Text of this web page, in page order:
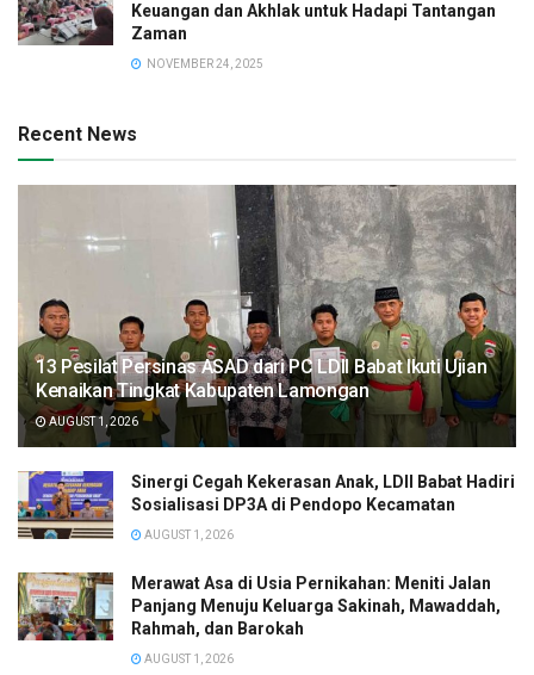
Keuangan dan Akhlak untuk Hadapi Tantangan
Zaman
NOVEMBER 24, 2025
Recent News
13 Pesilat Persinas ASAD dari PC LDII Babat Ikuti Ujian
Kenaikan Tingkat Kabupaten Lamongan
AUGUST 1, 2026
Sinergi Cegah Kekerasan Anak, LDII Babat Hadiri
Sosialisasi DP3A di Pendopo Kecamatan
AUGUST 1, 2026
Merawat Asa di Usia Pernikahan: Meniti Jalan
Panjang Menuju Keluarga Sakinah, Mawaddah,
Rahmah, dan Barokah
AUGUST 1, 2026